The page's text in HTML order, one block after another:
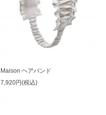
Maison ヘアバンド
7,920円(税込)